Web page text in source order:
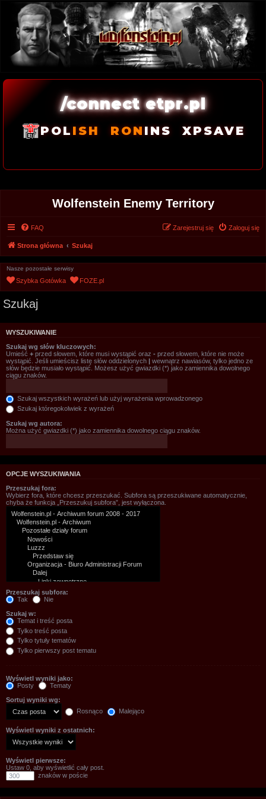
/connect etpr.pl
POL ISH RONINS XPSAVE
Wolfenstein Enemy Territory
FAQ Zaloguj się
Zarejestruj się
Strona główna Szukaj
Nasze pozostałe serwisy
Szybka Gotówka FOZE.pl
Szukaj
WYSZUKIWANIE
Szukaj wg słów kluczowych:
Umieść + przed słowem, które musi wystąpić oraz - przed słowem, które nie może
wystąpić. Jeśli umieścisz listę słów oddzielonych
wewnątrz nawiasów, tylko jedno ze
słów będzie musiało wystąpić. Możesz użyć gwiazdki (*) jako zamiennika dowolnego
ciągu znaków.
Szukaj wszystkich wyrażeń lub użyj wyrażenia wprowadzonego
Szukaj któregokolwiek z wyrażeń
Szukaj wg autora:
Można użyć gwiazdki (*) jako zamiennika dowolnego ciągu znaków.
OPCJE WYSZUKIWANIA
Przeszukaj fora:
Wybierz fora, które chcesz przeszukać. Subfora są przeszukiwane automatycznie,
chyba że funkcja „Przeszukuj subfora”, jest wyłączona.
Przeszukaj subfora:
Tak
Nie
Szukaj w:
Temat i treść posta
Tylko treść posta
Tylko tytuły tematów
Tylko pierwszy post tematu
Wyświetl wyniki jako:
Posty
Tematy
Sortuj wyniki wg:
Rosnąco
Malejąco
Wyświetl wyniki z ostatnich:
Wyświetl pierwsze:
Ustaw 0, aby wyświetlić cały post.
znaków w poście